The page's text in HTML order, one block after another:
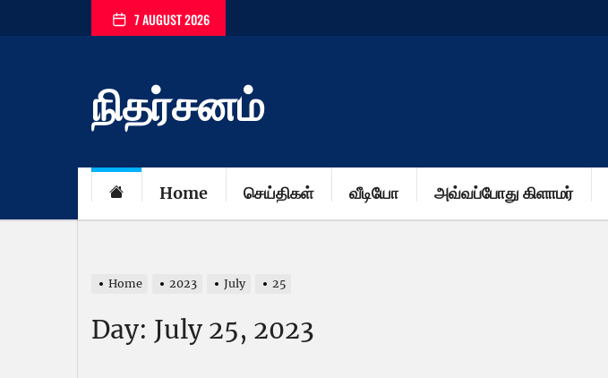
7 AUGUST 2026
நிதர்சனம்
Home செய்திகள் வீடியோ அவ்வப்போது கிளாமர்
Home 2023 July 25
Day: July 25, 2023